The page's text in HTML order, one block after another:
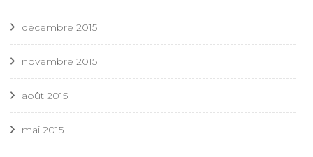
décembre 2015
novembre 2015
août 2015
mai 2015